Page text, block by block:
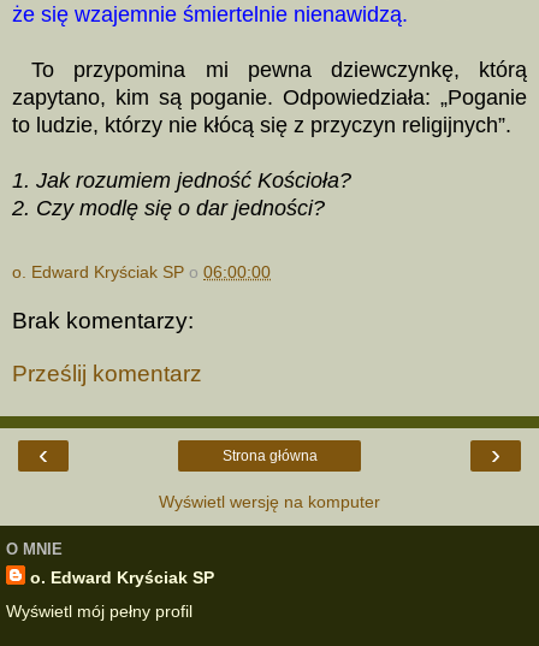
że się wzajemnie śmiertelnie nienawidzą.
To przypomina mi pewna dziewczynkę, którą
zapytano, kim są poganie. Odpowiedziała: „Poganie
to ludzie, którzy nie kłócą się z przyczyn religijnych”.
1. Jak rozumiem jedność Kościoła?
2. Czy modlę się o dar jedności?
o. Edward Kryściak SP o 06:00:00
Brak komentarzy:
Prześlij komentarz
‹ ›
Strona główna
Wyświetl wersję na komputer
O MNIE
o. Edward Kryściak SP
Wyświetl mój pełny profil